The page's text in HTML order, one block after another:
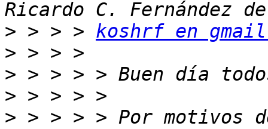
> > > > koshrf en
>
>
>
> > > > > Por motivos